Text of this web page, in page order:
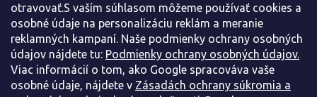
otravovať.S vaším súhlasom môžeme používať cookies a
osobné údaje na personalizáciu reklám a meranie
reklamných kampaní. Naše podmienky ochrany osobných
údajov nájdete tu: Podmienky ochrany osobných údajov.
Viac informácií o tom, ako Google spracováva vaše
osobné údaje, nájdete v Zásadách ochrany súkromia a